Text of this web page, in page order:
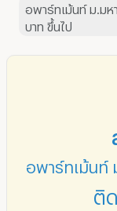
อพาร์ทเม้นท์ ม.มห
บาท ขึ้นไป
ติ